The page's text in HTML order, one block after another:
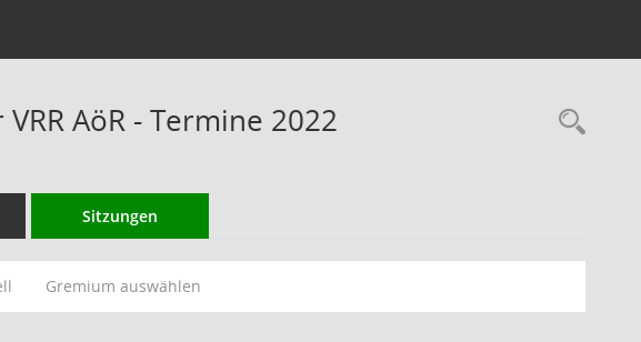
AöR - Termine 2022
Sitzungen
Gremium auswählen